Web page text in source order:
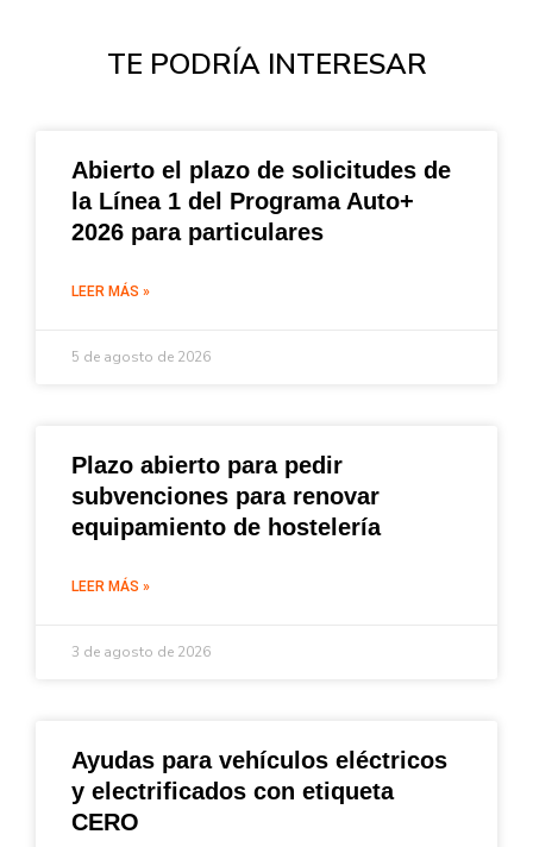
TE PODRÍA INTERESAR
Abierto el plazo de solicitudes de
la Línea 1 del Programa Auto+
2026 para particulares
LEER MÁS »
5 de agosto de 2026
Plazo abierto para pedir
subvenciones para renovar
equipamiento de hostelería
LEER MÁS »
3 de agosto de 2026
Ayudas para vehículos eléctricos
y electrificados con etiqueta
CERO